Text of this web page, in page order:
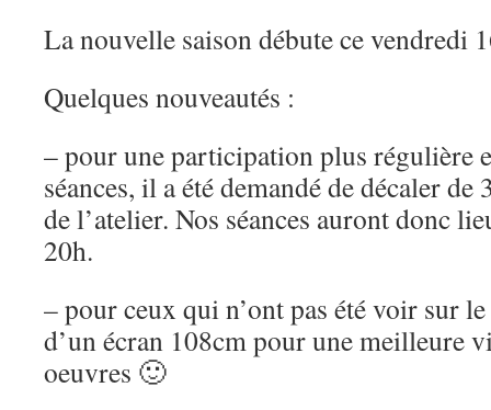
La nouvelle saison débute ce vendredi
Quelques nouveautés :
– pour une participation plus régulière
séances, il a été demandé de décaler
de l’atelier. Nos séances auront donc
20h.
– pour ceux qui n’ont pas été voir sur
d’un écran 108cm pour une meilleure
oeuvres 🙂